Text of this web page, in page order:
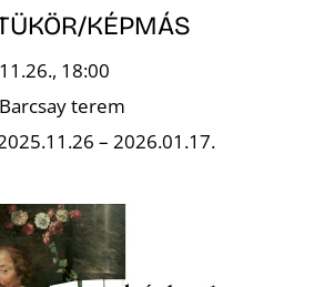
KÉPMÁS
18:00
terem
– 2026.01.17.